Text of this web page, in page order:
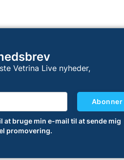
Vetrina Live nyheder,
at bruge min e-mail til at sende mig
promovering.
Abonner